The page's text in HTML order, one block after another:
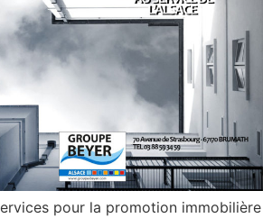
pour la promotion immobilière